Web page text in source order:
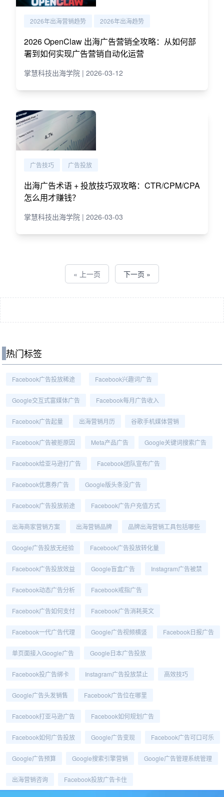
2026年出海营销趋势 2026年出海趋势
2026 OpenClaw 出海广告营销全攻略：从如何部
署到如何实现广告营销自动化运营
掌慧科技出海学院 | 2026-03-12
广告技巧 广告投放
出海广告术语 + 投放技巧双攻略：CTR/CPM/CPA
怎么用才赚钱？
掌慧科技出海学院 | 2026-03-03
« 上一页 下一页 »
热门标签
Facebook广告投放稀途 Facebook兴趣词广告
Google交互式富媒体广告 Facebook每月广告收入
Facebook广告起量 出海营销月历 谷歌手机媒体营销
Facebook广告被拒原因 Meta产品广告 Google关键词搜索广告
Facebook给亚马逊打广告 Facebook团队宣布广告
Facebook优惠券广告 Google版头条没广告
Facebook广告投放前途 Facebook广告户充值方式
出海商家营销方案 出海营销品牌 品牌出海营销工具包括哪些
Google广告投放无经验 Facebook广告投放转化量
Facebook广告投放效益 Google盲盒广告 Instagram广告被禁
Facebook动态广告分析 Facebook戒指广告
Facebook广告如何支付 Facebook广告消耗英文
Facebook一代广告代理 Google广告视频横竖 Facebook日报广告
单页面接入Google广告 Google日本广告投放
Facebook投广告绑卡 Instagram广告投放禁止 高效技巧
Google广告头发销售 Facebook广告位在哪里
Facebook打亚马逊广告 Facebook如何规划广告
Facebook如何广告投放 Google广告变现 Facebook广告可口可乐
Google广告预算 Google搜索引擎营销 Google广告管理系统管理
出海营销咨询 Facebook投放广告卡住